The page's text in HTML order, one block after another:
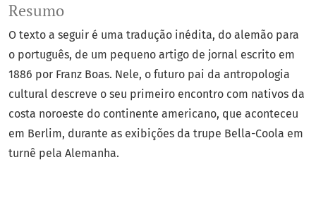
Resumo
O texto a seguir é uma tradução inédita, do alemão para
o português, de um pequeno artigo de jornal escrito em
1886 por Franz Boas. Nele, o futuro pai da antropologia
cultural descreve o seu primeiro encontro com nativos da
costa noroeste do continente americano, que aconteceu
em Berlim, durante as exibições da trupe Bella-Coola em
turnê pela Alemanha.